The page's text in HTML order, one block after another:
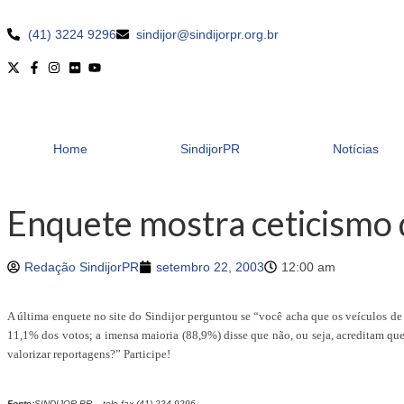
(41) 3224 9296 sindijor@sindijorpr.org.br
Home SindijorPR Notícias
Enquete mostra
Redação SindijorPR setembro 22, 2003 12:00 am
A última enquete no site do Sindijor perguntou se “você acha que os veículos
11,1% dos votos; a imensa maioria (88,9%) disse que não, ou seja, acreditam
valorizar reportagens?” Participe!